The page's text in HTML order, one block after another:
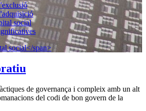
social
social</span>
de governança i compleix amb un alt
del codi de bon govern de la